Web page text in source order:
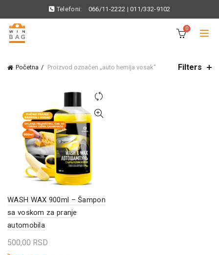
Telefoni: 066/11-2222 |011/332-9102
0
Početna Proizvod označen „auto hemija vosak“ Filters
WASH WAX 900ml – Šampon
sa voskom za pranje
automobila
500,00 RSD